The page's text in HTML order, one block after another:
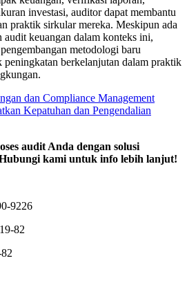
investasi, auditor dapat membantu
praktik sirkular mereka. Meskipun ada
audit keuangan dalam konteks ini,
metodologi baru
peningkatan berkelanjutan dalam praktik
dan Compliance Management
Kepatuhan dan Pengendalian
audit Anda dengan solusi
kami untuk info lebih lanjut!
9226
82